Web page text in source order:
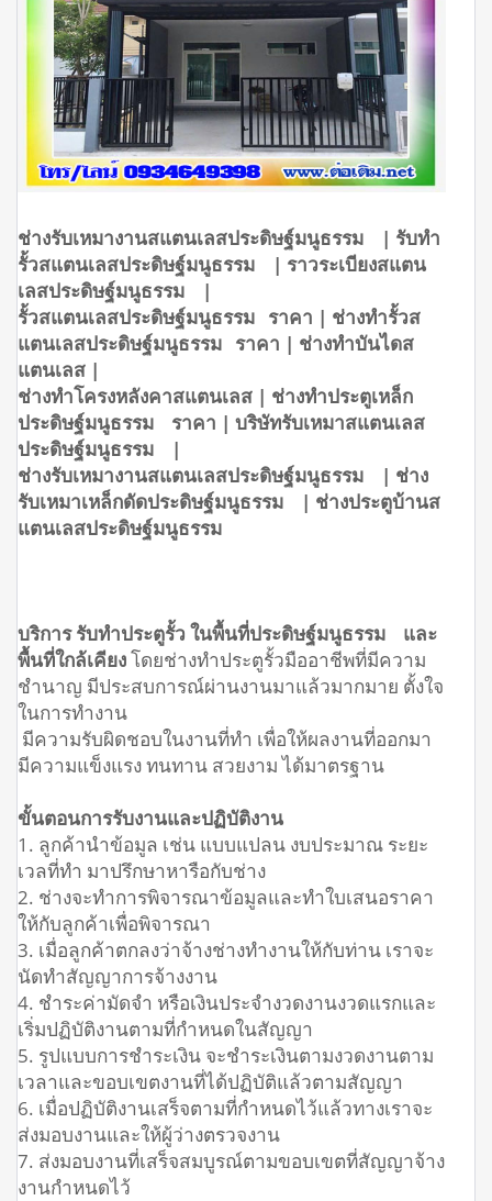
ช่างรับเหมางานสแตนเลสประดิษฐ์มนูธรรม | รับทำ
รั้วสแตนเลสประดิษฐ์มนูธรรม | ราวระเบียงสแตน
เลสประดิษฐ์มนูธรรม |
รั้วสแตนเลสประดิษฐ์มนูธรรม ราคา | ช่างทำรั้วส
แตนเลสประดิษฐ์มนูธรรม ราคา | ช่างทำบันไดส
แตนเลส |
ช่างทำโครงหลังคาสแตนเลส | ช่างทำประตูเหล็ก
ประดิษฐ์มนูธรรม ราคา | บริษัทรับเหมาสแตนเลส
ประดิษฐ์มนูธรรม |
ช่างรับเหมางานสแตนเลสประดิษฐ์มนูธรรม | ช่าง
รับเหมาเหล็กดัดประดิษฐ์มนูธรรม | ช่างประตูบ้านส
แตนเลสประดิษฐ์มนูธรรม
บริการ รับทำประตูรั้ว ในพื้นที่ประดิษฐ์มนูธรรม และ
พื้นที่ใกล้เคียงโดยช่างทำประตูรั้วมืออาชีพที่มีความ
ชำนาญ มีประสบการณ์ผ่านงานมาแล้วมากมาย ตั้งใจ
ในการทำงาน
มีความรับผิดชอบในงานที่ทำ เพื่อให้ผลงานที่ออกมา
มีความแข็งแรง ทนทาน สวยงาม ได้มาตรฐาน
ขั้นตอนการรับงานและปฏิบัติงาน
1. ลูกค้านำข้อมูล เช่น แบบแปลน งบประมาณ ระยะ
เวลที่ทำ มาปรึกษาหารือกับช่าง
2. ช่างจะทำการพิจารณาข้อมูลและทำใบเสนอราคา
ให้กับลูกค้าเพื่อพิจารณา
3. เมื่อลูกค้าตกลงว่าจ้างช่างทำงานให้กับท่าน เราจะ
นัดทำสัญญาการจ้างงาน
4. ชำระค่ามัดจำ หรือเงินประจำงวดงานงวดแรกและ
เริ่มปฏิบัติงานตามที่กำหนดในสัญญา
5. รูปแบบการชำระเงิน จะชำระเงินตามงวดงานตาม
เวลาและขอบเขตงานที่ได้ปฏิบัติแล้วตามสัญญา
6. เมื่อปฏิบัติงานเสร็จตามที่กำหนดไว้แล้วทางเราจะ
ส่งมอบงานและให้ผู้ว่างตรวจงาน
7. ส่งมอบงานที่เสร็จสมบูรณ์ตามขอบเขตที่สัญญาจ้าง
งานกำหนดไว้